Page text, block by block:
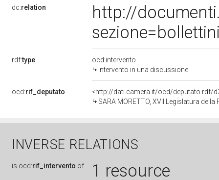
dc:relation
http://
rdf:type
ocd:intervento
intervento in una discussione
ocd:rif_deputato
<http://dati.camera.it/ocd/deputato.rdf/
SARA MORETTO, XVII Legislatura della
INVERSE RELATIONS
is ocd:rif_intervento of 1 resource